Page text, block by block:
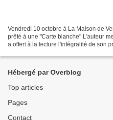
Vendredi 10 octobre à La Maison de
prêté à une "Carte blanche" L'auteur
a offert à la lecture l'intégralité de son
Hébergé par Overblog
Top articles
Pages
Contact